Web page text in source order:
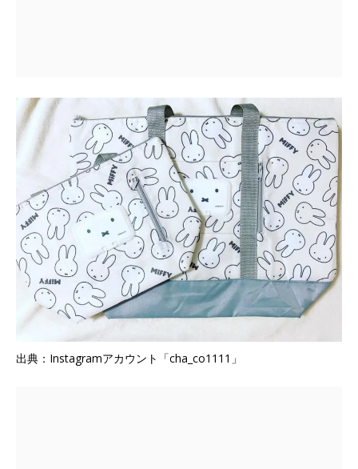
出典：Instagramアカウント「cha_co1111」